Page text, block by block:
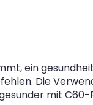
ein
Die
mit